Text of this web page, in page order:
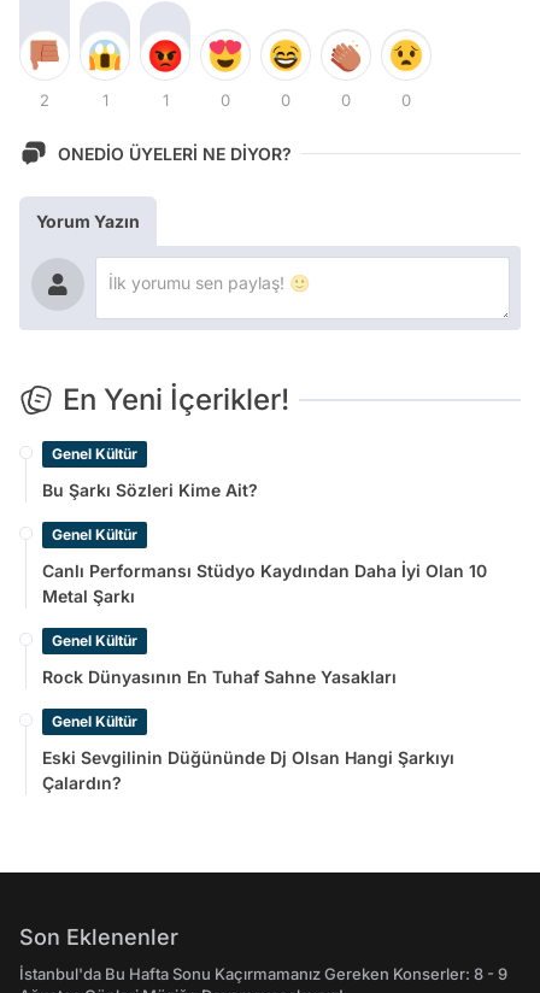
2 1 1 0 0 0 0
ONEDİO ÜYELERİ NE DİYOR?
Yorum Yazın
En Yeni İçerikler!
Genel Kültür
Bu Şarkı Sözleri Kime Ait?
Genel Kültür
Canlı Performansı Stüdyo Kaydından Daha İyi Olan 10
Metal Şarkı
Genel Kültür
Rock Dünyasının En Tuhaf Sahne Yasakları
Genel Kültür
Eski Sevgilinin Düğününde Dj Olsan Hangi Şarkıyı
Çalardın?
Son Eklenenler
İstanbul'da Bu Hafta Sonu Kaçırmamanız Gereken Konserler: 8 - 9